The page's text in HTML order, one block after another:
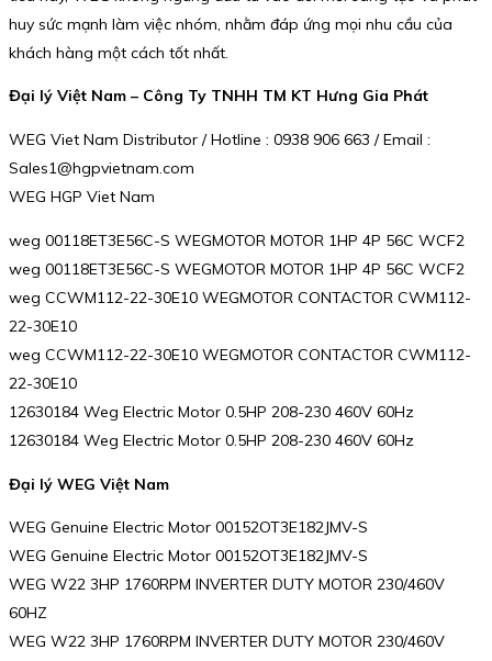
huy sức mạnh làm việc nhóm, nhằm đáp ứng mọi nhu cầu của
khách hàng một cách tốt nhất.
Đại lý Việt Nam – Công Ty TNHH TM KT Hưng Gia Phát
WEG Viet Nam Distributor / Hotline : 0938 906 663 / Email :
Sales1@hgpvietnam.com
WEG HGP Viet Nam
weg 00118ET3E56C-S WEGMOTOR MOTOR 1HP 4P 56C WCF2
weg 00118ET3E56C-S WEGMOTOR MOTOR 1HP 4P 56C WCF2
weg CCWM112-22-30E10 WEGMOTOR CONTACTOR CWM112-
22-30E10
weg CCWM112-22-30E10 WEGMOTOR CONTACTOR CWM112-
22-30E10
12630184 Weg Electric Motor 0.5HP 208-230 460V 60Hz
12630184 Weg Electric Motor 0.5HP 208-230 460V 60Hz
Đại lý WEG Việt Nam
WEG Genuine Electric Motor 00152OT3E182JMV-S
WEG Genuine Electric Motor 00152OT3E182JMV-S
WEG W22 3HP 1760RPM INVERTER DUTY MOTOR 230/460V
60HZ
WEG W22 3HP 1760RPM INVERTER DUTY MOTOR 230/460V